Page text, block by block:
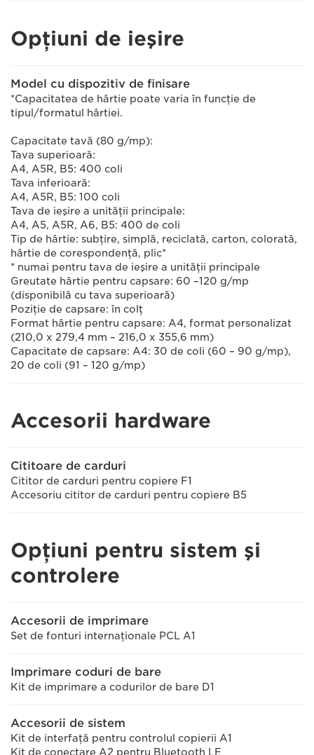
Opţiuni de ieşire
Model cu dispozitiv de finisare
*Capacitatea de hârtie poate varia în funcţie de
tipul/formatul hârtiei.
Capacitate tavă (80 g/mp):
Tava superioară:
A4, A5R, B5: 400 coli
Tava inferioară:
A4, A5R, B5: 100 coli
Tava de ieşire a unităţii principale:
A4, A5, A5R, A6, B5: 400 de coli
Tip de hârtie: subţire, simplă, reciclată, carton, colorată,
hârtie de corespondenţă, plic*
* numai pentru tava de ieşire a unităţii principale
Greutate hârtie pentru capsare: 60 –120 g/mp
(disponibilă cu tava superioară)
Poziţie de capsare: în colţ
Format hârtie pentru capsare: A4, format personalizat
(210,0 x 279,4 mm – 216,0 x 355,6 mm)
Capacitate de capsare: A4: 30 de coli (60 – 90 g/mp),
20 de coli (91 – 120 g/mp)
Accesorii hardware
Cititoare de carduri
Cititor de carduri pentru copiere F1
Accesoriu cititor de carduri pentru copiere B5
Opţiuni pentru sistem şi
controlere
Accesorii de imprimare
Set de fonturi internaţionale PCL A1
Imprimare coduri de bare
Kit de imprimare a codurilor de bare D1
Accesorii de sistem
Kit de interfaţă pentru controlul copierii A1
Kit de conectare A2 pentru Bluetooth LE